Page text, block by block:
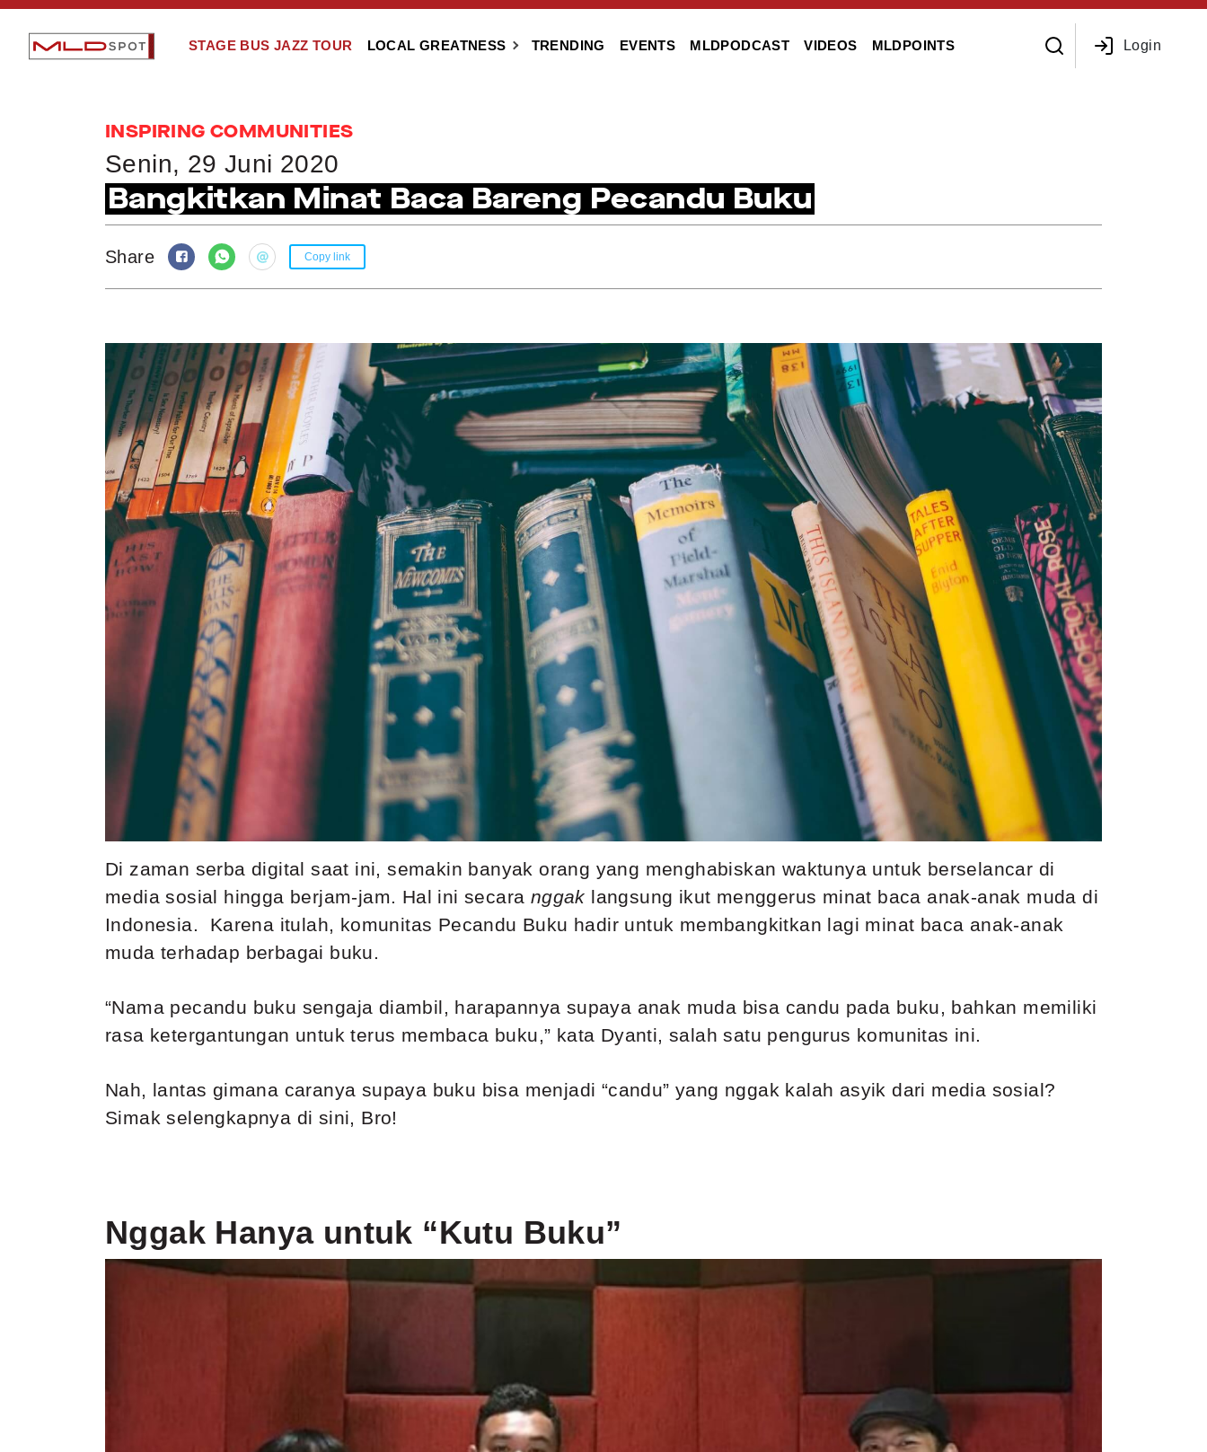
STAGE BUS JAZZ TOUR LOCAL GREATNESS TRENDING EVENTS MLDPODCAST VIDEOS MLDPOINTS Login
INSPIRING COMMUNITIES
Senin, 29 Juni 2020
Bangkitkan Minat Baca Bareng Pecandu Buku
Share Copy link
Di zaman serba digital saat ini, semakin banyak orang yang menghabiskan waktunya untuk berselancar di
media sosial hingga berjam-jam. Hal ini secara nggak langsung ikut menggerus minat baca anak-anak muda di
Indonesia. Karena itulah, komunitas Pecandu Buku hadir untuk membangkitkan lagi minat baca anak-anak
muda terhadap berbagai buku.
“Nama pecandu buku sengaja diambil, harapannya supaya anak muda bisa candu pada buku, bahkan memiliki
rasa ketergantungan untuk terus membaca buku,” kata Dyanti, salah satu pengurus komunitas ini.
Nah, lantas gimana caranya supaya buku bisa menjadi “candu” yang nggak kalah asyik dari media sosial?
Simak selengkapnya di sini, Bro!
Nggak Hanya untuk “Kutu Buku”